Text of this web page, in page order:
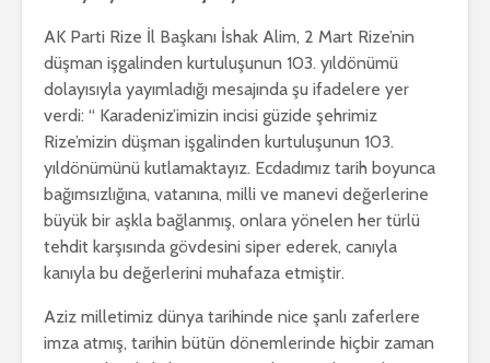
AK Parti Rize İl Başkanı İshak Alim, 2 Mart Rize’nin
düşman işgalinden kurtuluşunun 103. yıldönümü
dolayısıyla yayımladığı mesajında şu ifadelere yer
verdi: “ Karadeniz’imizin incisi güzide şehrimiz
Rize’mizin düşman işgalinden kurtuluşunun 103.
yıldönümünü kutlamaktayız. Ecdadımız tarih boyunca
bağımsızlığına, vatanına, milli ve manevi değerlerine
büyük bir aşkla bağlanmış, onlara yönelen her türlü
tehdit karşısında gövdesini siper ederek, canıyla
kanıyla bu değerlerini muhafaza etmiştir.
Aziz milletimiz dünya tarihinde nice şanlı zaferlere
imza atmış, tarihin bütün dönemlerinde hiçbir zaman